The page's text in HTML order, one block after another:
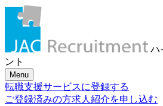
ハ
ント
Menu
転職支援サービスに登録する
ご登録済みの方求人紹介を申し込む